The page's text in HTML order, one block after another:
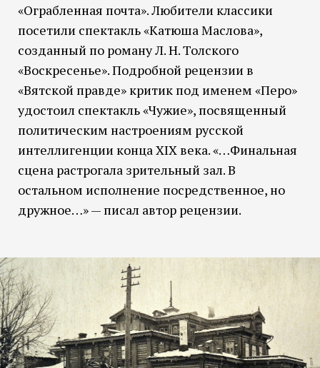
«Ограбленная почта». Любители классики
посетили спектакль «Катюша Маслова»,
созданный по роману Л. Н. Толского
«Воскресенье». Подробной рецензии в
«Вятской правде» критик под именем «Перо»
удостоил спектакль «Чужие», посвященный
политическим настроениям русской
интеллигенции конца XIX века. «…Финальная
сцена растрогала зрительный зал. В
остальном исполнение посредственное, но
дружное…» — писал автор рецензии.